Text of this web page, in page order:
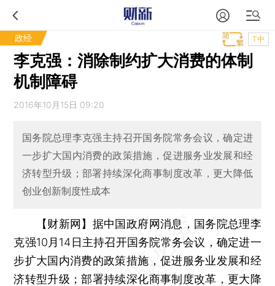
政经 T中
李克强：消除制约扩大消费的体制
机制障碍
2016年10月15日 09:20
国务院总理李克强主持召开国务院常务会议，确定进
一步扩大国内消费的政策措施，促进服务业发展和经
济转型升级；部署持续深化商事制度改革，更大降低
创业创新制度性成本
【财新网】 据中国政府网消息，国务院总理李
克强10月14日主持召开国务院常务会议，确定进一
步扩大国内消费的政策措施，促进服务业发展和经
济转型升级；部署持续深化商事制度改革，更大降